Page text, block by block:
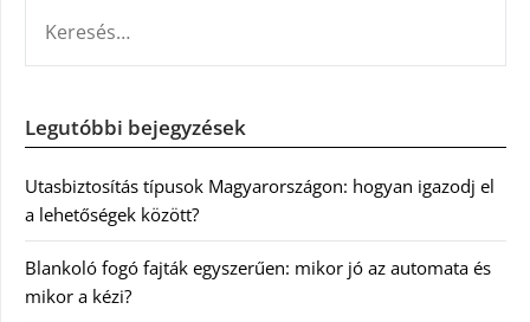
Legutóbbi bejegyzések
Utasbiztosítás típusok Magyarországon: hogyan igazodj el
a lehetőségek között?
Blankoló fogó fajták egyszerűen: mikor jó az automata és
mikor a kézi?